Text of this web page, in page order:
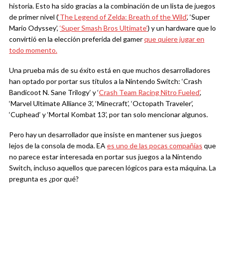
historia. Esto ha sido gracias a la combinación de un lista de juegos
de primer nivel (‘The Legend of Zelda: Breath of the Wild’, ‘Super
Mario Odyssey’, ‘Super Smash Bros Ultimate’) y un hardware que lo
convirtió en la elección preferida del gamerque quiere jugar en
todo momento.
Una prueba más de su éxito está en que muchos desarrolladores
han optado por portar sus títulos a la Nintendo Switch: ‘Crash
Bandicoot N. Sane Trilogy’ y ‘Crash Team Racing Nitro Fueled’,
‘Marvel Ultimate Alliance 3’, ‘Minecraft’, ‘Octopath Traveler’,
‘Cuphead’ y ‘Mortal Kombat 13’, por tan solo mencionar algunos.
Pero hay un desarrollador que insiste en mantener sus juegos
lejos de la consola de moda. EAes uno de las pocas compañías que
no parece estar interesada en portar sus juegos a la Nintendo
Switch, incluso aquellos que parecen lógicos para esta máquina. La
pregunta es ¿por qué?